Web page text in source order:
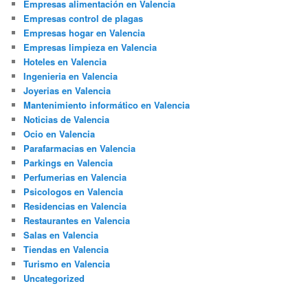
Empresas alimentación en Valencia
Empresas control de plagas
Empresas hogar en Valencia
Empresas limpieza en Valencia
Hoteles en Valencia
Ingenieria en Valencia
Joyerias en Valencia
Mantenimiento informático en Valencia
Noticias de Valencia
Ocio en Valencia
Parafarmacias en Valencia
Parkings en Valencia
Perfumerias en Valencia
Psicologos en Valencia
Residencias en Valencia
Restaurantes en Valencia
Salas en Valencia
Tiendas en Valencia
Turismo en Valencia
Uncategorized